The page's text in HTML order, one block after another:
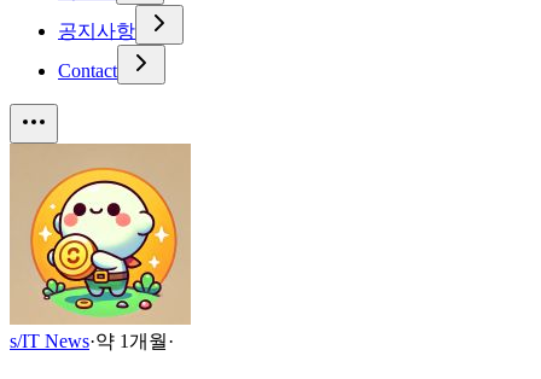
공지사항
Contact
s/IT News·약 1개월·